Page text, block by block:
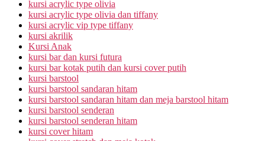
kursi acrylic type olivia
kursi acrylic type olivia dan tiffany
kursi acrylic vip type tiffany
kursi akrilik
Kursi Anak
kursi bar dan kursi futura
kursi bar kotak putih dan kursi cover putih
kursi barstool
kursi barstool sandaran hitam
kursi barstool sandaran hitam dan meja barstool hitam
kursi barstool senderan
kursi barstool senderan hitam
kursi cover hitam